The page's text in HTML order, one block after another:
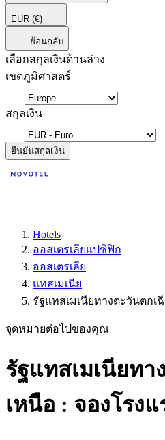
EUR (€)
ย้อนกลับ
เลือกสกุลเงินด้านล่าง
เขตภูมิศาสตร์
สกุลเงิน
ยืนยันสกุลเงิน
Hotels
ออสเตรเลียแปซิฟิก
ออสเตรเลีย
แทสเมเนีย
รัฐแทสเมเนียทางตะวันตกเ
จุดหมายต่อไปของคุณ
รัฐแทสเมเนียทา
เหนือ : จองโรงแ